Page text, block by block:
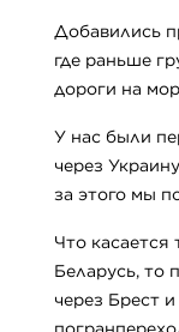
Добавились
где раньше
дороги на
У нас были
через
за этого мы
Что касается
Беларусь, то
через Брест